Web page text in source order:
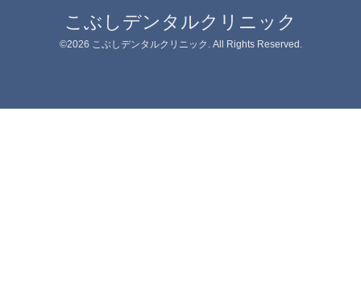
こぶしデンタルクリニック
©2026 こぶしデンタルクリニック . All Rights Reserved.